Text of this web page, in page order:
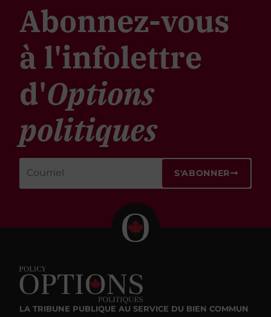
Abonnez-vous
à l'infolettre
d'Options
politiques
S'ABONNER
LA TRIBUNE PUBLIQUE AU SERVICE DU BIEN COMMUN